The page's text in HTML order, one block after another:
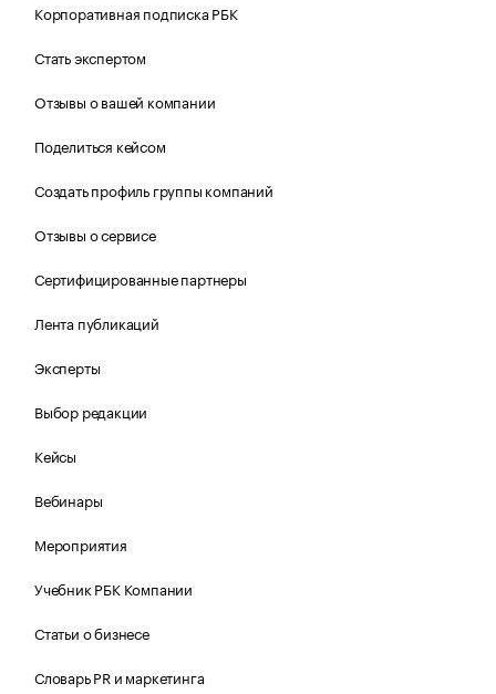
Корпоративная подписка РБК
Стать экспертом
Отзывы о вашей компании
Поделиться кейсом
Создать профиль группы компаний
Отзывы о сервисе
Сертифицированные партнеры
Лента публикаций
Эксперты
Выбор редакции
Кейсы
Вебинары
Мероприятия
Учебник РБК Компании
Статьи о бизнесе
Словарь PR и маркетинга